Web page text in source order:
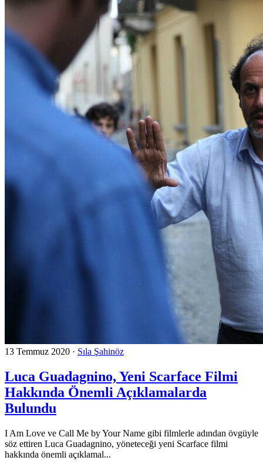
13 Temmuz 2020 · Sıla Şahinöz
Luca Guadagnino, Yeni Scarface Filmi
Hakkında Önemli Açıklamalarda
Bulundu
I Am Love ve Call Me by Your Name gibi filmlerle adından övgüyle
söz ettiren Luca Guadagnino, yöneteceği yeni Scarface filmi
hakkında önemli açıklamal...